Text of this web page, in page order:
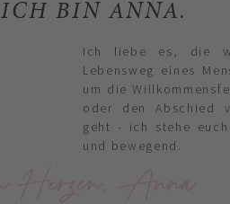
Ich liebe es, die
Lebensweg eines
um die
oder den Abschied
geht - ich stehe
und bewegend.
ICH BIN ANNA.